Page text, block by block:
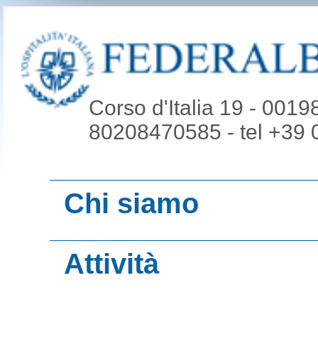
Corso d'Italia 19 -
80208470585 - tel +39
Chi siamo
Organi
Attività